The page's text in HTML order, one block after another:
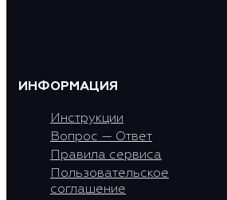
ИНФОРМАЦИЯ
Инструкции
Вопрос — Ответ
Правила сервиса
Пользовательское
соглашение